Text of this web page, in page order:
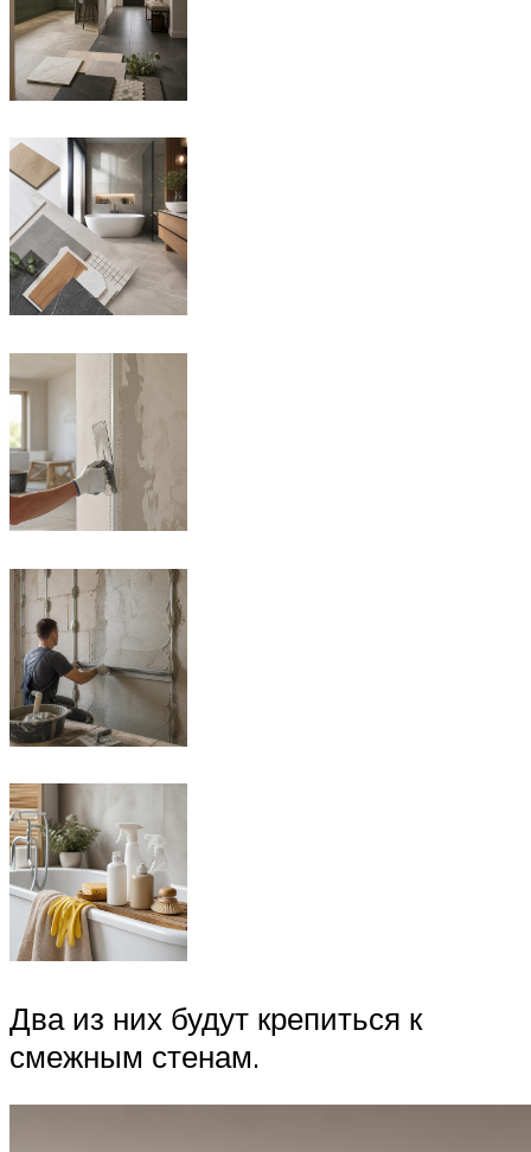
Два из них будут крепиться к
смежным стенам.